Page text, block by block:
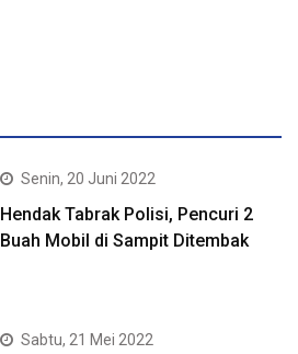
Senin, 20 Juni 2022
Hendak Tabrak Polisi, Pencuri 2
Buah Mobil di Sampit Ditembak
Sabtu, 21 Mei 2022